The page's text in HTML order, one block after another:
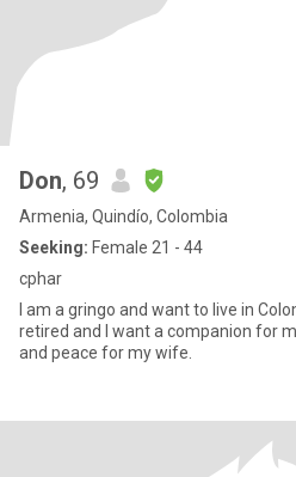
Don, 69
Armenia, Quindío, Colombia
Seeking: Female 21 - 44
cphar
I am a gringo and want to live in
retired and I want a companion for
and peace for my wife.